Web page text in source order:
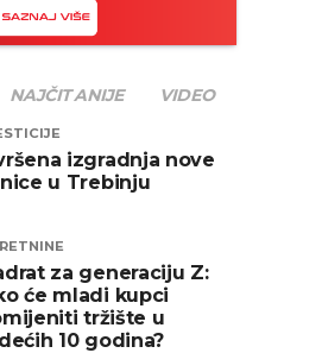
NAJČITANIJE VIDEO
izgradnja nove
u Trebinju
za generaciju Z:
će mladi kupci
tržište u
10 godina?